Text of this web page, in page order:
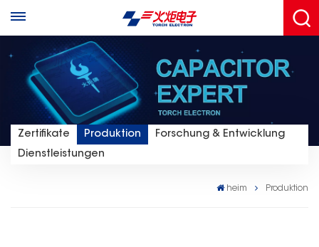
Zertifikate Produktion
Forschung & Entwicklung
Dienstleistungen
heim Produktion